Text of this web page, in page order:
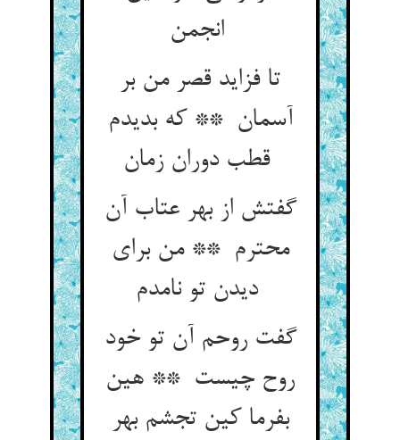
انجمن
تا فزاید قصر من بر
آسمان ** که بدیدم
قطب دوران زمان
گفتش از بهر عتاب آن
محترم ** من برای
دیدن تو نامدم
گفت روحم آن تو خود
روح چیست ** هین
بفرما کین تجشم بهر